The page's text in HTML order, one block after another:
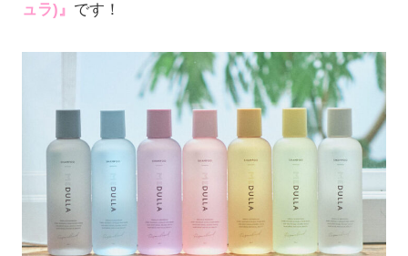
ュラ)』 です！